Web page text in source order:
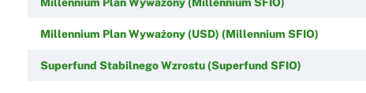
Millennium Plan Wyważony (USD) (Millennium SFIO)
Superfund Stabilnego Wzrostu (Superfund SFIO)